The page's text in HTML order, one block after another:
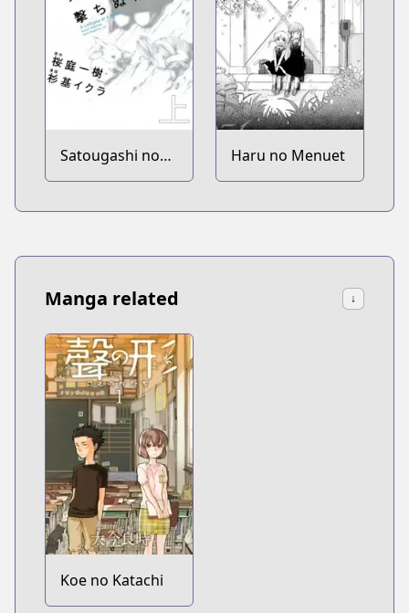
Satougashi no
Dangan wa
Haru no Menuet
Manga related ↓
Koe no Katachi